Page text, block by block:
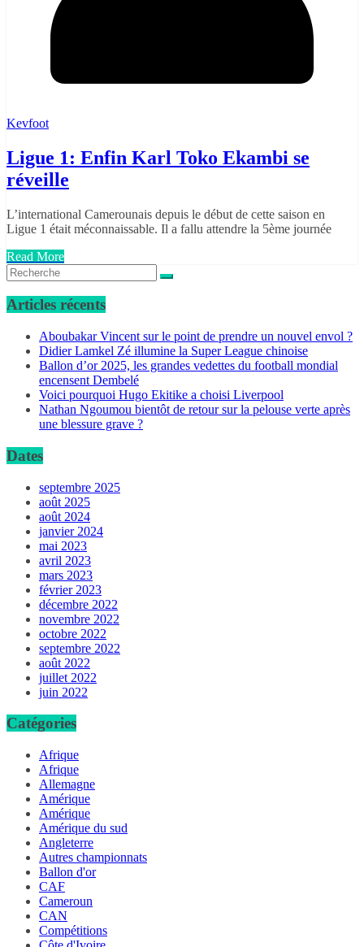
Kevfoot
Ligue 1: Enfin Karl Toko Ekambi se
réveille
L’international Camerounais depuis le début de cette saison en
Ligue 1 était méconnaissable. Il a fallu attendre la 5ème journée
Read More
Articles récents
Aboubakar Vincent sur le point de prendre un nouvel envol ?
Didier Lamkel Zé illumine la Super League chinoise
Ballon d’or 2025, les grandes vedettes du football mondial
encensent Dembelé
Voici pourquoi Hugo Ekitike a choisi Liverpool
Nathan Ngoumou bientôt de retour sur la pelouse verte après
une blessure grave ?
Dates
septembre 2025
août 2025
août 2024
janvier 2024
mai 2023
avril 2023
mars 2023
février 2023
décembre 2022
novembre 2022
octobre 2022
septembre 2022
août 2022
juillet 2022
juin 2022
Catégories
Afrique
Afrique
Allemagne
Amérique
Amérique
Amérique du sud
Angleterre
Autres championnats
Ballon d'or
CAF
Cameroun
CAN
Compétitions